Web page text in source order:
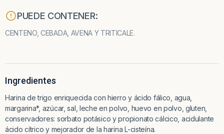
PUEDE CONTENER:
CENTENO, CEBADA, AVENA Y TRITICALE.
Ingredientes
Harina de trigo enriquecida con hierro y ácido fálico, agua,
margarina*, azúcar, sal, leche en polvo, huevo en polvo, gluten,
conservadores: sorbato potásico y propionato cálcico, acidulante
ácido cítrico y mejorador de la harina L-cisteína.